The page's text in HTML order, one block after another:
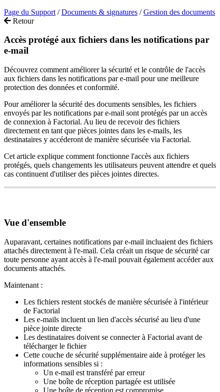
Page du Support / Documents & signatures / Gestion des documents
Retour
Accès protégé aux fichiers dans les notifications par
e-mail
Découvrez comment améliorer la sécurité et le contrôle de l'accès
aux fichiers dans les notifications par e-mail pour une meilleure
protection des données et conformité.
Pour améliorer la sécurité des documents sensibles, les fichiers
envoyés par les notifications par e-mail sont protégés par un accès
de connexion à Factorial. Au lieu de recevoir des fichiers
directement en tant que pièces jointes dans les e-mails, les
destinataires y accéderont de manière sécurisée via Factorial.
Cet article explique comment fonctionne l'accès aux fichiers
protégés, quels changements les utilisateurs peuvent attendre et quels
cas continuent d'utiliser des pièces jointes directes.
Vue d'ensemble
Auparavant, certaines notifications par e-mail incluaient des fichiers
attachés directement à l'e-mail. Cela créait un risque de sécurité car
toute personne ayant accès à l'e-mail pouvait également accéder aux
documents attachés.
Maintenant :
Les fichiers restent stockés de manière sécurisée à l'intérieur
de Factorial
Les e-mails incluent un lien d'accès sécurisé au lieu d'une
pièce jointe directe
Les destinataires doivent se connecter à Factorial avant de
télécharger le fichier
Cette couche de sécurité supplémentaire aide à protéger les
informations sensibles si :
Un e-mail est transféré par erreur
Une boîte de réception partagée est utilisée
Une boîte de réception est compromise